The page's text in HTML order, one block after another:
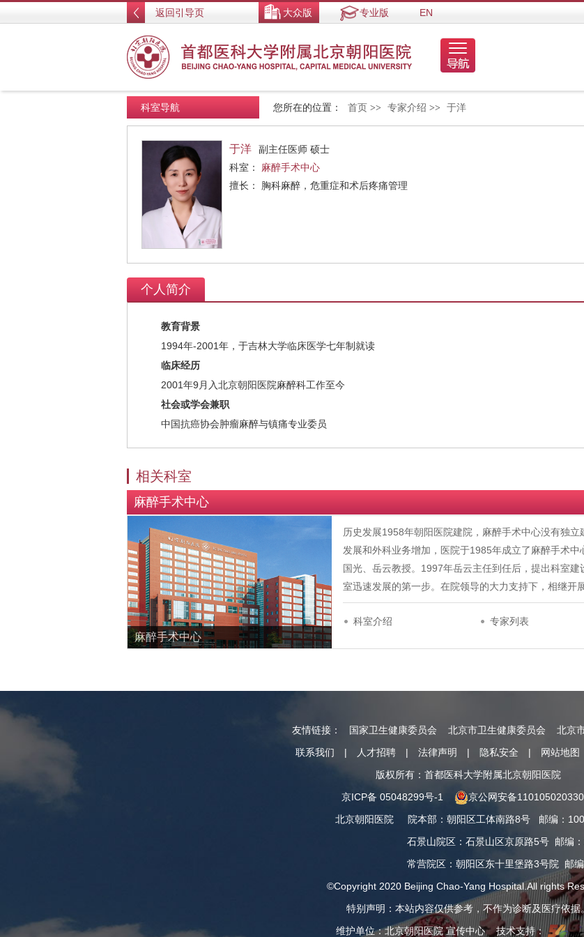
返回引导页 大众版 专业版 EN
您所在的位置： 首页 >> 专家介绍 >> 于洋
科室导航
于洋
副主任医师 硕士
科室： 麻醉手术中心
擅长： 胸科麻醉，危重症和术后疼痛管理
个人简介
教育背景
1994年-2001年，于吉林大学临床医学七年制就读
临床经历
2001年9月入北京朝阳医院麻醉科工作至今
社会或学会兼职
中国抗癌协会肿瘤麻醉与镇痛专业委员
相关科室
麻醉手术中心
麻醉手术中心
历史发展1958年朝阳医院建院，麻醉手术中心没有独
发展和外科业务增加，医院于1985年成立了麻醉手术
国光、岳云教授。1997年岳云主任到任后，提出科室
室迅速发展的第一步。在院领导的大力支持下，相继开
科室介绍 专家列表
友情链接： 国家卫生健康委员会 北京市卫生健康委员会
北京
联系我们
| 人才招聘 | 法律声明 | 隐私安全 | 网站地图
版权所有：首都医科大学附属北京朝阳医院
京ICP备 05048299号-1
京公网安备
北京朝阳医院
院本部 ： 朝阳区工体南路8号 邮编：
石景山院区 ： 石景山区京原路5号 邮编
常营院区 ： 朝阳区东十里堡路3号院 邮
©Copyright 2020 Beijing Chao-Yang Hospital.All rights
特别声明：本站内容仅供参考，不作为诊断及医疗依据
维护单位：北京朝阳医院 宣传中心 技术支持：